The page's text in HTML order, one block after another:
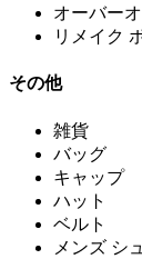
オーバー
リメイク
その他
雑貨
バッグ
キャップ
ハット
ベルト
メンズ シ